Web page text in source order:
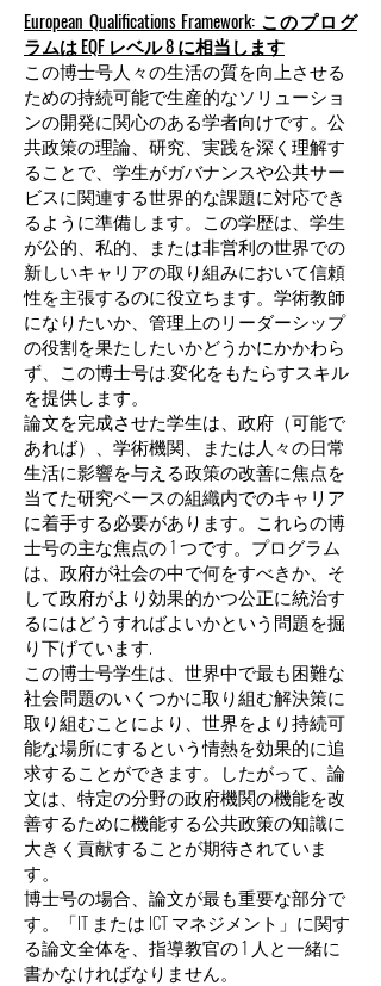
European Qualifications Framework: このプログ
ラムは EQF レベル 8 に相当します
この博士号人々の生活の質を向上させる
ための持続可能で生産的なソリューショ
ンの開発に関心のある学者向けです。公
共政策の理論、研究、実践を深く理解す
ることで、学生がガバナンスや公共サー
ビスに関連する世界的な課題に対応でき
るように準備します。この学歴は、学生
が公的、私的、または非営利の世界での
新しいキャリアの取り組みにおいて信頼
性を主張するのに役立ちます。学術教師
になりたいか、管理上のリーダーシップ
の役割を果たしたいかどうかにかかわら
ず、この博士号は.変化をもたらすスキル
を提供します。
論文を完成させた学生は、政府（可能で
あれば）、学術機関、または人々の日常
生活に影響を与える政策の改善に焦点を
当てた研究ベースの組織内でのキャリア
に着手する必要があります。これらの博
士号の主な焦点の 1 つです。プログラム
は、政府が社会の中で何をすべきか、そ
して政府がより効果的かつ公正に統治す
るにはどうすればよいかという問題を掘
り下げています.
この博士号学生は、世界中で最も困難な
社会問題のいくつかに取り組む解決策に
取り組むことにより、世界をより持続可
能な場所にするという情熱を効果的に追
求することができます。したがって、論
文は、特定の分野の政府機関の機能を改
善するために機能する公共政策の知識に
大きく貢献することが期待されていま
す。
博士号の場合、論文が最も重要な部分で
す。「IT または ICT マネジメント」に関す
る論文全体を、指導教官の 1 人と一緒に
書かなければなりません。